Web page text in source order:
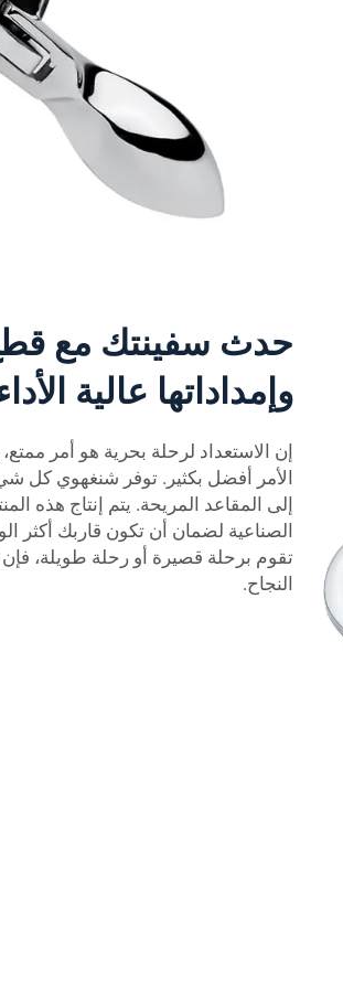
حدث سفينتك مع
وإمداداتها عالية
إن الاستعداد لرحلة بحرية هو أمر
الأمر أفضل بكثير. توفر شنغهوي كل
إلى المقاعد المريحة. يتم إنتاج هذه
الصناعية لضمان أن تكون قاربك أكثر
تقوم برحلة قصيرة أو رحلة طويلة،
النجاح.